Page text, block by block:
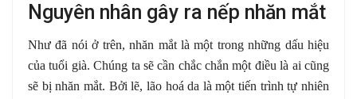
Nguyên nhân gây ra nếp nhăn mắt
Như đã nói ở trên, nhăn mắt là một trong những dấu hiệu
của tuổi già. Chúng ta sẽ cần chắc chắn một điều là ai cũng
sẽ bị nhăn mắt. Bởi lẽ, lão hoá da là một tiến trình tự nhiên